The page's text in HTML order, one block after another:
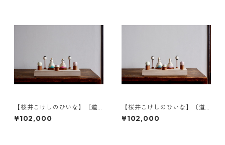
【桜井こけしのひいな】〔道
具セット〕花みずき〈座雛〉a
¥102,000
【桜井こけしのひいな】〔道
具セット〕花みずき〈座雛〉b
¥102,000